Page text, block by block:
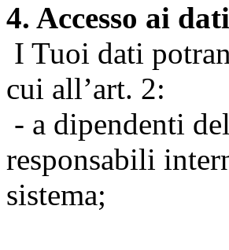
4. Accesso ai dati
I Tuoi dati
cui all’art. 2:
- a dipendenti
responsabili
sistema;